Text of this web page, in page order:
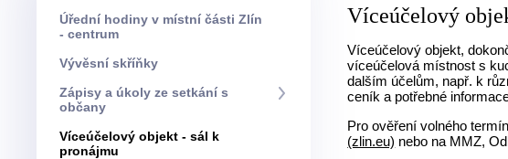
Úřední hodiny v místní části Zlín
- centrum
Vývěsní skříňky
Zápisy a úkoly ze setkání s
občany
Víceúčelový objekt - sál k
pronájmu
Víceúčelový
Víceúčelový objekt,
víceúčelová místnost s
dalším účelům, např. k
ceník a potřebné
Pro ověření volného
(zlin.eu) nebo na MMZ,